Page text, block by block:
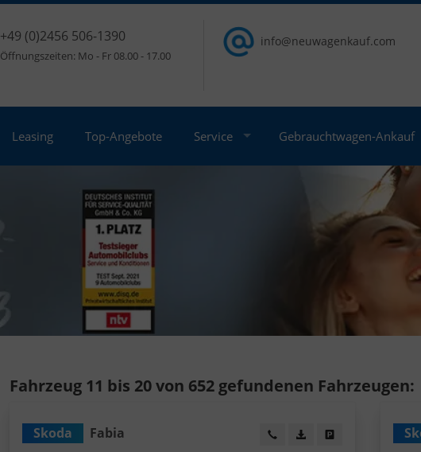
+49 (0)2456 506-1390
Öffnungszeiten: Mo - Fr 08.00 - 17.00
info@neuwagenkauf.com
Leasing Top-Angebote Service Gebrauchtwagen-Ankauf
Fahrzeug 11 bis 20 von 652 gefundenen Fahrzeugen:
Skoda Fabia Wir rufen Sie an!
PDF-Datei,Angebot drucken